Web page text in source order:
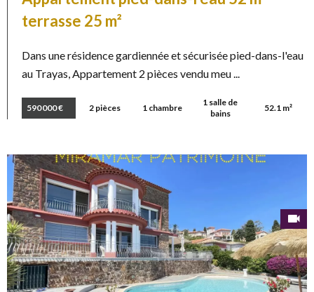
terrasse 25 m²
Dans une résidence gardiennée et sécurisée pied-dans-l'eau
au Trayas, Appartement 2 pièces vendu meu ...
590 000 € 2 pièces 1 chambre
1 salle de
bains
52.1 m²